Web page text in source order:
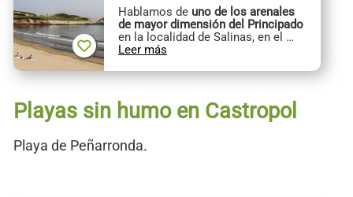
Hablamos de uno de los arenales
de mayor dimensión del Principado
en la localidad de Salinas, en el …
Leer más
Playas sin humo en Castropol
Playa de Peñarronda.